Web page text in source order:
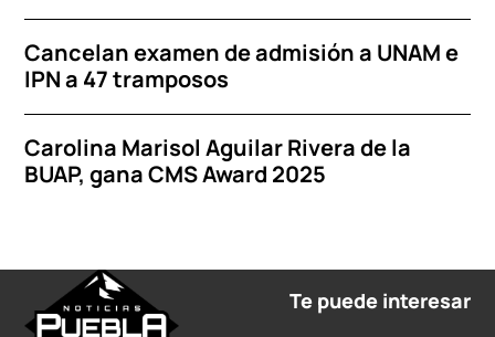
Cancelan examen de admisión a UNAM e
IPN a 47 tramposos
Carolina Marisol Aguilar Rivera de la
BUAP, gana CMS Award 2025
Te puede interesar